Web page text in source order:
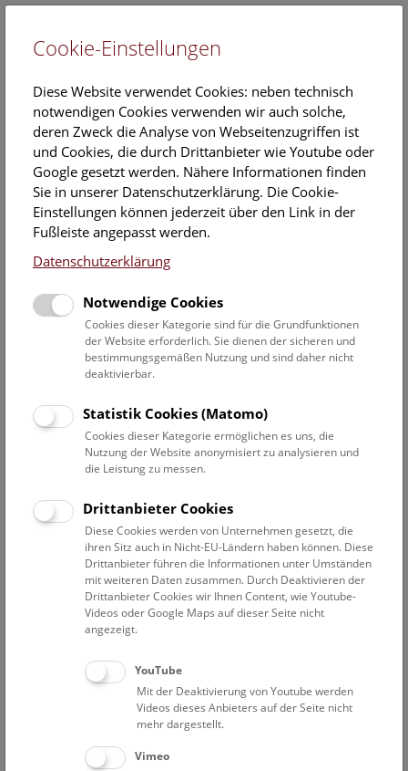
EN
NHM Narrenturm: Führung
durch die Studiensammlung
Donnerstag, 30. Oktober 2025, 13:00 Uhr – 14:00 Uhr |
Keine Buchung mehr möglich.
Die Überblicksführung durch die Studiensammlung zeigt
ausgewählte Präparate zu verschiedenen Erkrankungen wie
Tuberkulose, Syphilis oder Ichthyose.
Manche heute noch präsente Krankheiten wie Brustkrebs
und Pilzerkrankungen wirken durch die historischen
Moulagen lebensecht. Auch auf die Entwicklung der
Interesse der Gäste kann bei dieser Führung eingegangen
werden. Dauer ca. 45 Minuten.
NHM Narrenturm
Weitere Informationen zu Führungen finden Siehier.
Kontakt und Anmeldung:
+43 1 52177-625;pas@nhm.at
Mittwoch um 11, 13 und 15 Uhr
Donnerstag um 11, 13 und 15 Uhr
Freitag um 11, 13 und 15 Uhr
Samstag um 11, 14 und 15 Uhr
Cookie-Einstellungen
Diese Website verwendet Cookies: neben technisch
notwendigen Cookies verwenden wir auch solche,
deren Zweck die Analyse von Webseitenzugriffen ist
und Cookies, die durch Drittanbieter wie Youtube oder
Google gesetzt werden. Nähere Informationen finden
Sie in unserer Datenschutzerklärung. Die Cookie-
Einstellungen können jederzeit über den Link in der
Fußleiste angepasst werden.
Datenschutzerklärung
Notwendige Cookies
Cookies dieser Kategorie sind für die Grundfunktionen
der Website erforderlich. Sie dienen der sicheren und
bestimmungsgemäßen Nutzung und sind daher nicht
deaktivierbar.
Statistik Cookies (Matomo)
Cookies dieser Kategorie ermöglichen es uns, die
Nutzung der Website anonymisiert zu analysieren und
die Leistung zu messen.
Drittanbieter Cookies
Diese Cookies werden von Unternehmen gesetzt, die
ihren Sitz auch in Nicht-EU-Ländern haben können. Diese
Drittanbieter führen die Informationen unter Umständen
mit weiteren Daten zusammen. Durch Deaktivieren der
Drittanbieter Cookies wir Ihnen Content, wie Youtube-
Videos oder Google Maps auf dieser Seite nicht
angezeigt.
YouTube
Mit der Deaktivierung von Youtube werden
Videos dieses Anbieters auf der Seite nicht
mehr dargestellt.
Vimeo